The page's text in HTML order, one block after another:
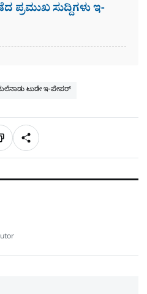
ಪ್ರಮುಖ ಸುದ್ದಿಗಳು ಇ-
ಟುಡೇ ಇ-ಪೇಪರ್
ಲಿಂ
ಕ್
S
h
a